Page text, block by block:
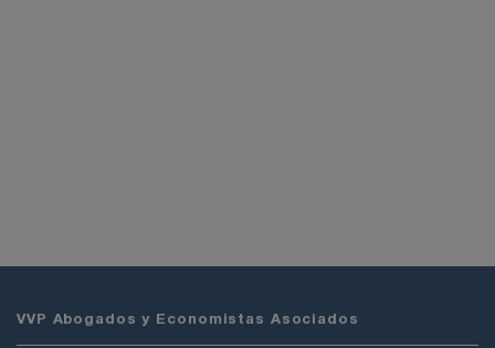
VVP Abogados y Economistas Asociados